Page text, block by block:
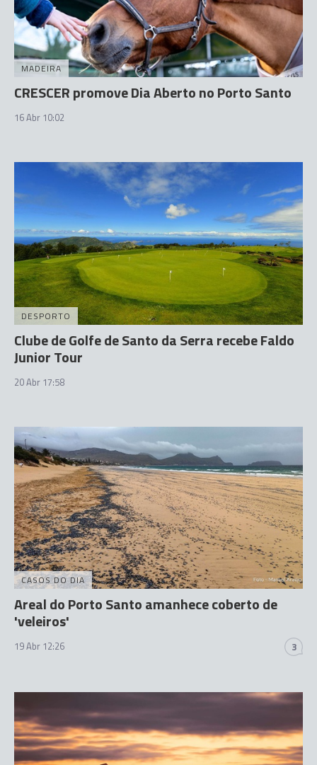
MADEIRA
CRESCER promove Dia Aberto no Porto Santo
16 Abr 10:02
DESPORTO
Clube de Golfe de Santo da Serra recebe Faldo
Junior Tour
20 Abr 17:58
CASOS DO DIA
Areal do Porto Santo amanhece coberto de
'veleiros'
19 Abr 12:26 3